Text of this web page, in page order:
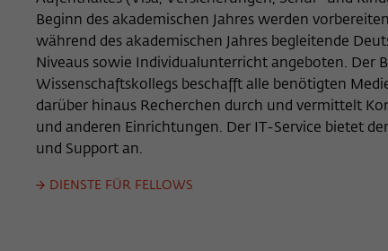
Beginn des akademischen Jahres werden
während des akademischen Jahres begleitende
Niveaus sowie Individualunterricht angeboten. Der
Wissenschaftskollegs beschafft alle benötigten
darüber hinaus Recherchen durch und vermittelt
und anderen Einrichtungen. Der IT-Service bietet
und Support an.
DIENSTE FÜR FELLOWS